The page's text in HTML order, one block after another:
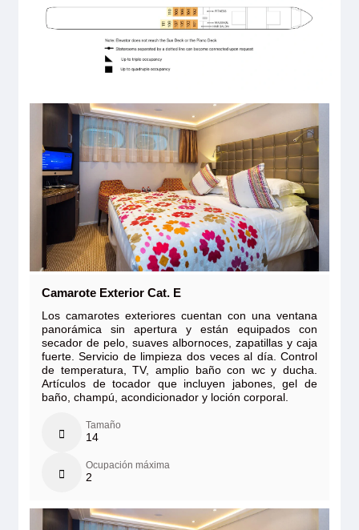
Camarote Exterior Cat. E
Los camarotes exteriores cuentan con una ventana
panorámica sin apertura y están equipados con
secador de pelo, suaves albornoces, zapatillas y caja
fuerte. Servicio de limpieza dos veces al día. Control
de temperatura, TV, amplio baño con wc y ducha.
Artículos de tocador que incluyen jabones, gel de
baño, champú, acondicionador y loción corporal.
Tamaño
14
Ocupación máxima
2